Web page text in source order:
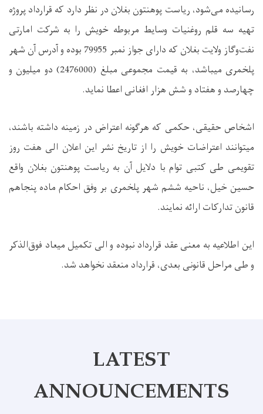
رسانیده می‌شود، ریاست پوهنتون بغلان در نظر دارد که قرارداد پروژه
تهیه سه قلم روغنیات وسایط مربوطه خویش را به شرکت امارتی
نفت‌وگاز ولایت بغلان که دارای جواز نمبر 79955 بوده و آدرس آن شهر
پلخمری میباشد، به قیمت مجموعی مبلغ (2476000) دو میلیون و
چهارصد و هفتاد و شش هزار افغانی اعطا نماید.
اشخاص حقیقی، حکمی که هرگونه اعتراض در زمینه داشته باشند،
میتوانند اعتراضات خویش را از تاریخ نشر این اعلان الی هفت روز
تقویمی طی کتبی توام با دلایل آن به ریاست پوهنتون بغلان واقع
حسین خیل، ناحیه ششم شهر پلخمری بر وفق احکام ماده پنجاهم
قانون تدارکات ارائه نمایند.
این اطلاعیه به معنی عقد قرارداد نبوده و الی تکمیل میعاد فوق‌الذکر
و طی مراحل قانونی بعدی، قرارداد منعقد نخواهد شد.
LATEST
ANNOUNCEMENTS